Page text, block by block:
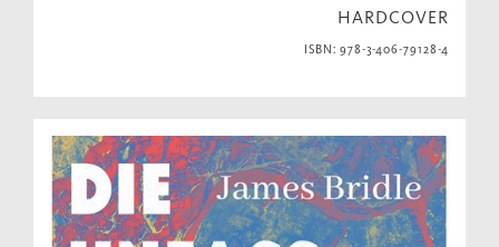
HARDCOVER
ISBN: 978-3-406-79128-4